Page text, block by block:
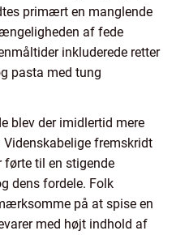
primært en manglende
af fede
inkluderede retter
pasta med tung
blev der imidlertid mere
fremskridt
førte til en stigende
dens fordele. Folk
på at spise en
med højt indhold af